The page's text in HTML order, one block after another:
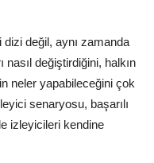
değil, aynı zamanda
nasıl değiştirdiğini, halkın
neler yapabileceğini çok
senaryosu, başarılı
izleyicileri kendine